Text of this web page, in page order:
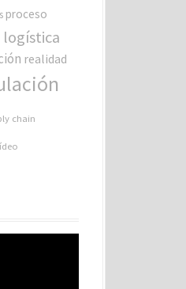
proceso
realidad
chain